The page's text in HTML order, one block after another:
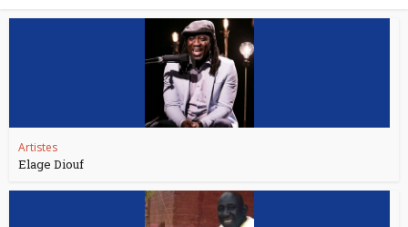
Artistes
Elage Diouf